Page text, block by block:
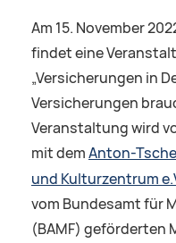
Am 15. November
findet eine
„Versicherungen in
Versicherungen
Veranstaltung wird
mit demAnton-
und Kulturzentrum
vom Bundesamt für
(BAMF) geförderten